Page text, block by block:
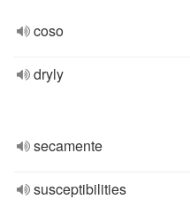
coso
dryly
secamente
susceptibilities